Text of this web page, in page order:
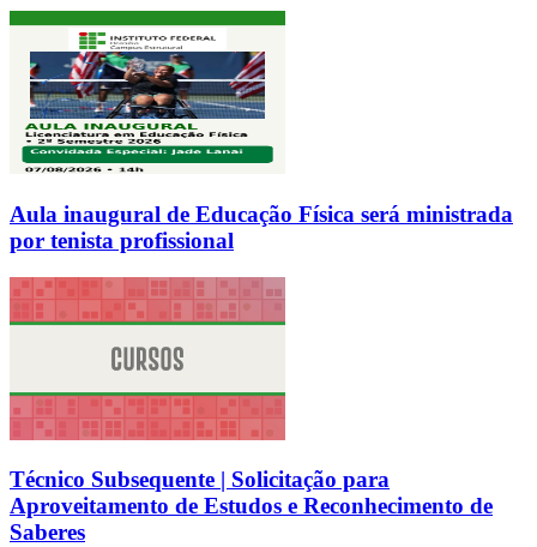
Aula inaugural de Educação Física será ministrada
por tenista profissional
Técnico Subsequente | Solicitação para
Aproveitamento de Estudos e Reconhecimento de
Saberes